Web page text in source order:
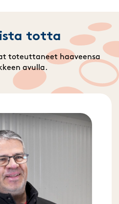
totta
toteuttaneet haaveensa
avulla.